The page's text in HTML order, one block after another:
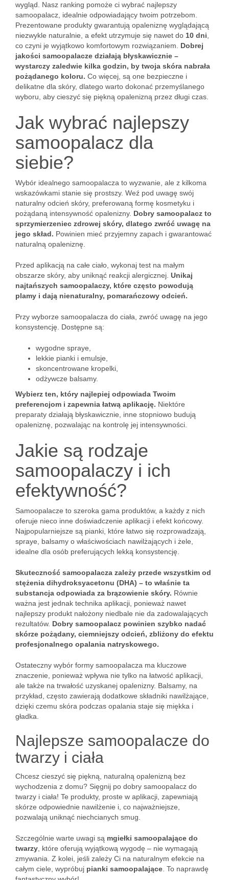
wygląd. Nasz ranking pomoże ci wybrać najlepszy
samoopalacz, idealnie odpowiadający twoim potrzebom.
Prezentowane produkty gwarantują opaleniznę wyglądającą
niezwykle naturalnie, a efekt utrzymuje się nawet do 10 dni
co czyni je wyjątkowo komfortowym rozwiązaniem. Dobrej
jakości samoopalacze działają błyskawicznie –
wystarczy zaledwie kilka godzin, by twoja skóra nabrała
pożądanego koloru. Co więcej, są one bezpieczne i
delikatne dla skóry, dlatego warto dokonać przemyślanego
wyboru, aby cieszyć się piękną opalenizną przez długi czas.
Jak wybrać najlepszy
samoopalacz dla
siebie?
Wybór idealnego samoopalacza to wyzwanie, ale z kilkoma
wskazówkami stanie się prostszy. Weź pod uwagę swój
naturalny odcień skóry, preferowaną formę kosmetyku i
pożądaną intensywność opalenizny. Dobry samoopalacz to
sprzymierzeniec zdrowej skóry, dlatego zwróć uwagę na
jego skład. Powinien mieć przyjemny zapach i gwarantować
naturalną opaleniznę.
Przed aplikacją na całe ciało, wykonaj test na małym
obszarze skóry, aby uniknąć reakcji alergicznej. Unikaj
najtańszych samoopalaczy, które często powodują
plamy i dają nienaturalny, pomarańczowy odcień.
Przy wyborze samoopalacza do ciała, zwróć uwagę na jego
konsystencję. Dostępne są:
wygodne spraye,
lekkie pianki i emulsje,
skoncentrowane kropelki,
odżywcze balsamy.
Wybierz ten, który najlepiej odpowiada Twoim
preferencjom i zapewnia łatwą aplikację. Niektóre
preparaty działają błyskawicznie, inne stopniowo budują
opaleniznę, pozwalając na kontrolę jej intensywności.
Jakie są rodzaje
samoopalaczy i ich
efektywność?
Samoopalacze to szeroka gama produktów, a każdy z nich
oferuje nieco inne doświadczenie aplikacji i efekt końcowy.
Najpopularniejsze są pianki, które łatwo się rozprowadzają,
spraye, balsamy o właściwościach nawilżających i żele,
idealne dla osób preferujących lekką konsystencję.
Skuteczność samoopalacza zależy przede wszystkim od
stężenia dihydroksyacetonu (DHA) – to właśnie ta
substancja odpowiada za brązowienie skóry. Równie
ważna jest jednak technika aplikacji, ponieważ nawet
najlepszy produkt nałożony niedbale nie da zadowalających
rezultatów. Dobry samoopalacz powinien szybko nadać
skórze pożądany, ciemniejszy odcień, zbliżony do efektu
profesjonalnego opalania natryskowego.
Ostateczny wybór formy samoopalacza ma kluczowe
znaczenie, ponieważ wpływa nie tylko na łatwość aplikacji,
ale także na trwałość uzyskanej opalenizny. Balsamy, na
przykład, często zawierają dodatkowe składniki nawilżające,
dzięki czemu skóra podczas opalania staje się miękka i
gładka.
Najlepsze samoopalacze do
twarzy i ciała
Chcesz cieszyć się piękną, naturalną opalenizną bez
wychodzenia z domu? Sięgnij po dobry samoopalacz do
twarzy i ciała! Te produkty, proste w aplikacji, zapewniają
skórze odpowiednie nawilżenie i, co najważniejsze,
pozwalają uniknąć niechcianych smug.
Szczególnie warte uwagi są mgiełki samoopalające do
twarzy , które oferują wyjątkową wygodę – nie wymagają
zmywania. Z kolei, jeśli zależy Ci na naturalnym efekcie na
całym ciele, wypróbuj pianki samoopalające . To naprawdę